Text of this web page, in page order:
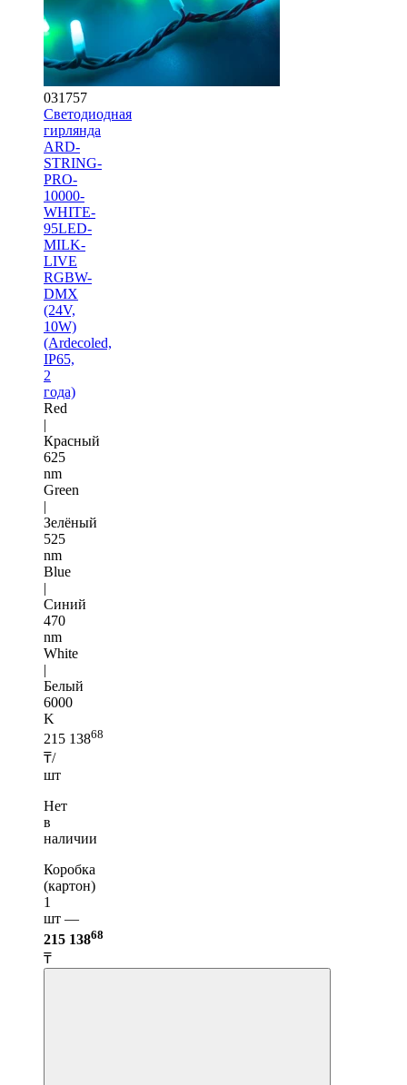
031757
Светодиодная
гирлянда
ARD-
STRING-
PRO-
10000-
WHITE-
95LED-
MILK-
LIVE
RGBW-
DMX
(24V,
10W)
(Ardecoled,
IP65,
2
года)
Red
|
Красный
625
nm
Green
|
Зелёный
525
nm
Blue
|
Синий
470
nm
White
|
Белый
6000
K
215 13868
₸/
шт
Нет
в
наличии
Коробка
(картон)
1
шт —
215 13868
₸